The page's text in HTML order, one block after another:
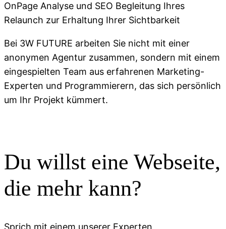
OnPage Analyse und SEO Begleitung Ihres
Relaunch zur Erhaltung Ihrer Sichtbarkeit
Bei 3W FUTURE arbeiten Sie nicht mit einer
anonymen Agentur zusammen, sondern mit einem
eingespielten Team aus erfahrenen Marketing-
Experten und Programmierern, das sich persönlich
um Ihr Projekt kümmert.
Du willst eine Webseite,
die mehr kann?